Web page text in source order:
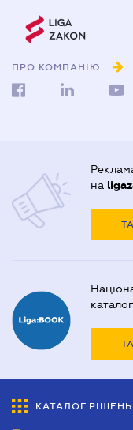
ПРО КОМПАНІЮ
на
КАТАЛОГ РІШЕНЬ